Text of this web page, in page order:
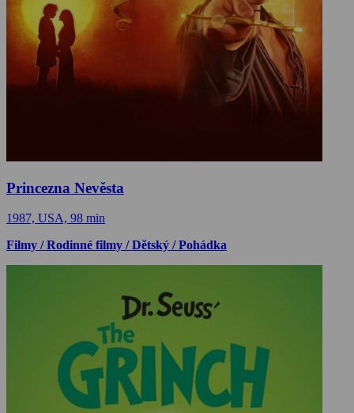
Princezna Nevěsta
1987, USA, 98 min
Filmy / Rodinné filmy / Dětský / Pohádka